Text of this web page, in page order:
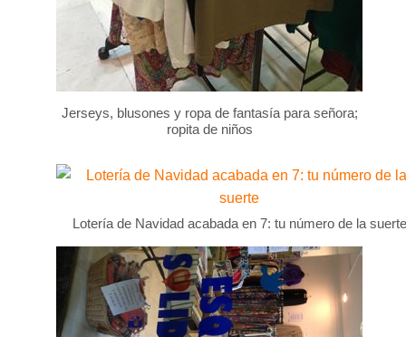
Jerseys, blusones y ropa de fantasía para señora;
ropita de niños
Lotería de Navidad acabada en 7: tu número de la suerte